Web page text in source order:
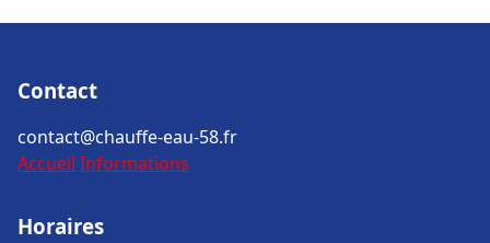
Contact
contact@chauffe-eau-58.fr
Accueil Informations
Horaires